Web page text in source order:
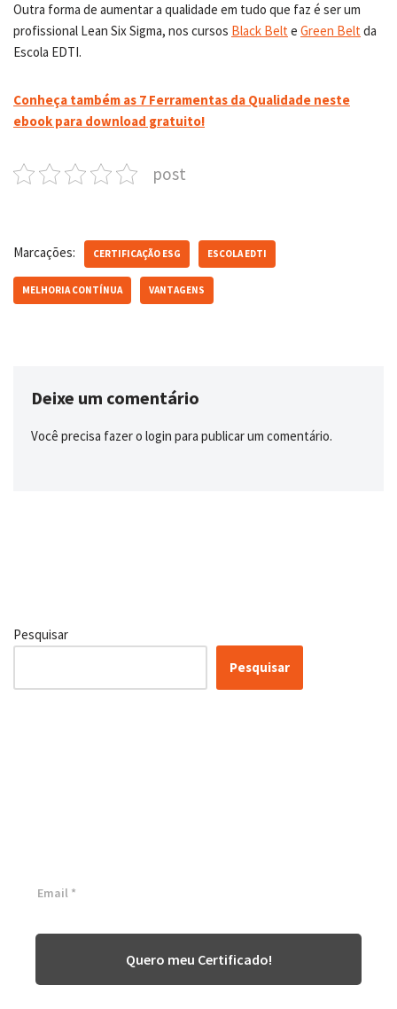
Outra forma de aumentar a qualidade em tudo que faz é ser um
profissional Lean Six Sigma, nos cursos Black Belte Green Beltda
Escola EDTI.
Conheça também as 7 Ferramentas da Qualidade neste
ebook para download gratuito!
post
Marcações: CERTIFICAÇÃO ESG ESCOLA EDTI
MELHORIA CONTÍNUA VANTAGENS
Deixe um comentário
Você precisa fazer o login para publicar um comentário.
Pesquisar
Pesquisar
Quero meu Certificado!